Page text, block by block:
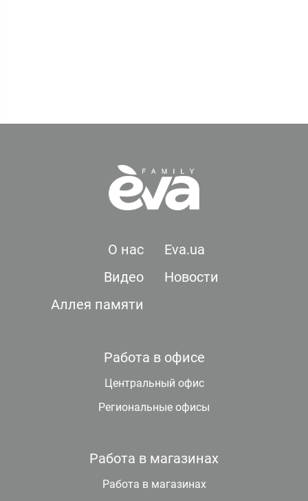
О нас
Eva.ua
Видео
Новости
Аллея памяти
Работа в офисе
Центральный офис
Региональные офисы
Работа в магазинах
Работа в магазинах